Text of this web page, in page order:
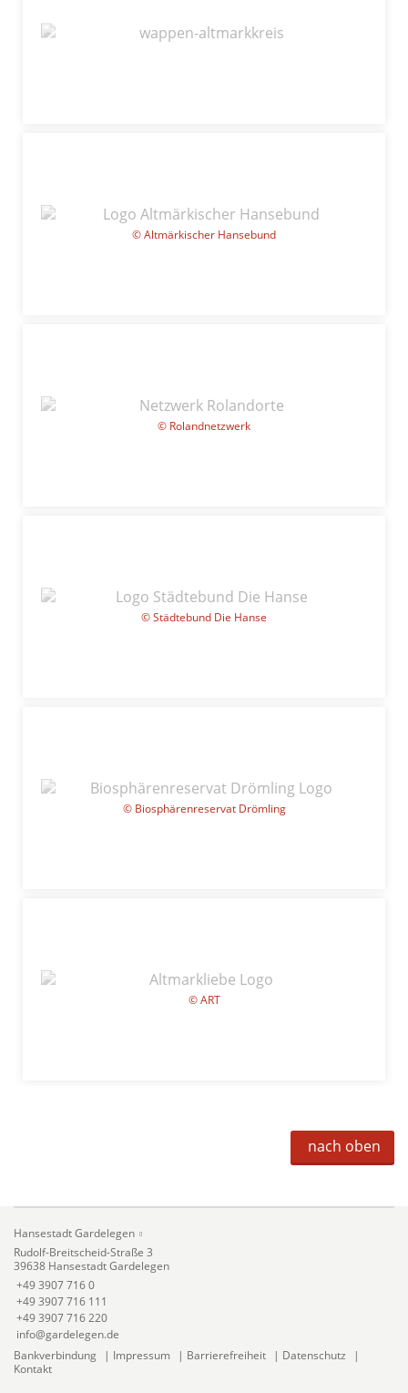
© Altmärkischer Hansebund
© Rolandnetzwerk
© Städtebund Die Hanse
© Biosphärenreservat Drömling
© ART
nach oben
Hansestadt Gardelegen
Rudolf-Breitscheid-Straße 3
39638 Hansestadt Gardelegen
+49 3907 716 0
+49 3907 716 111
+49 3907 716 220
info@gardelegen.de
Bankverbindung
| Impressum | Barrierefreiheit | Datenschutz
|
Kontakt